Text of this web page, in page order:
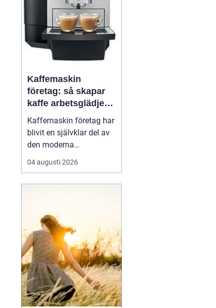
Kaffemaskin
företag: så skapar
kaffe arbetsglädje
och resultat
Kaffemaskin företag har
blivit en självklar del av
den moderna
arbetsplatsen. Många
medarbetare startar
eftermiddagen med en
sista kopp. Kaffe är inte
bara en dryck, utan en
natur...
04 augusti 2026